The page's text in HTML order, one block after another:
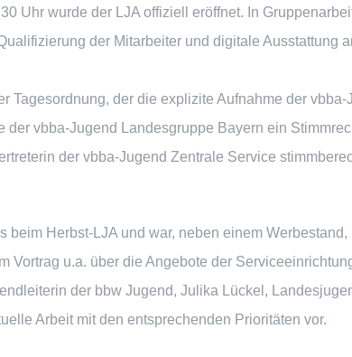
Uhr wurde der LJA offiziell eröffnet. In
der Mitarbeiter und digitale Ausstattung
Tagesordnung, der die explizite Aufnahme der
vbba-Jugend Landesgruppe Bayern ein
der vbba-Jugend Zentrale Service
beim Herbst-LJA und war, neben einem
Vortrag u.a. über die Angebote der
der bbw Jugend, Julika Lückel,
Arbeit mit den entsprechenden Prioritäten vor.